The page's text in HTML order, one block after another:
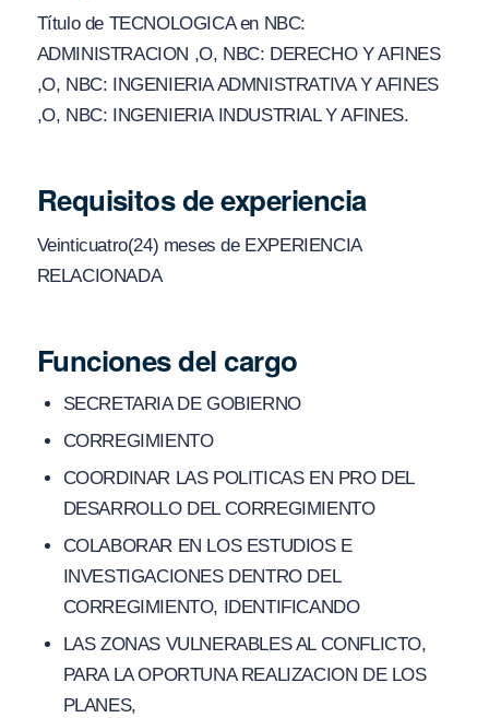
Título de TECNOLOGICA en NBC:
ADMINISTRACION ,O, NBC: DERECHO Y AFINES
,O, NBC: INGENIERIA ADMNISTRATIVA Y AFINES
,O, NBC: INGENIERIA INDUSTRIAL Y AFINES.
Requisitos de experiencia
Veinticuatro(24) meses de EXPERIENCIA
RELACIONADA
Funciones del cargo
SECRETARIA DE GOBIERNO
CORREGIMIENTO
COORDINAR LAS POLITICAS EN PRO DEL
DESARROLLO DEL CORREGIMIENTO
COLABORAR EN LOS ESTUDIOS E
INVESTIGACIONES DENTRO DEL
CORREGIMIENTO, IDENTIFICANDO
LAS ZONAS VULNERABLES AL CONFLICTO,
PARA LA OPORTUNA REALIZACION DE LOS
PLANES,